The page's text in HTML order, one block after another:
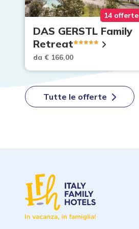
14 offerte
DAS GERSTL Family
Retreat*****
da € 166,00
Tutte le offerte